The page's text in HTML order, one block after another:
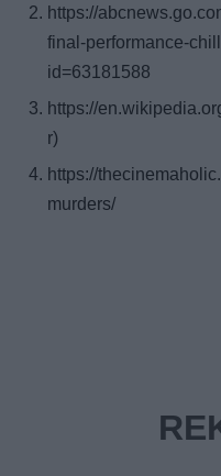
https://
final-performance-
id=63181588
https://
r)
https://
murders/